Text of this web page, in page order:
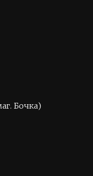
Бочка)